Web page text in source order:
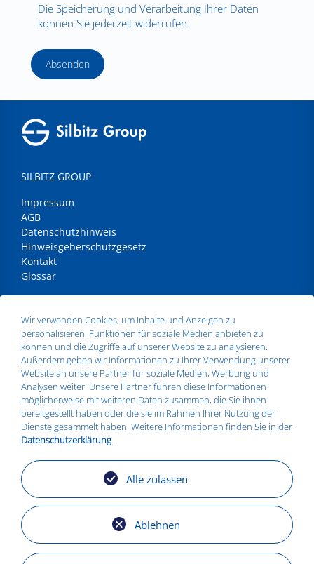
Die Speicherung und Verarbeitung Ihrer Daten
können Sie jederzeit widerrufen.
Absenden
SILBITZ GROUP
Impressum
AGB
Datenschutzhinweis
Hinweisgeberschutzgesetz
Kontakt
Glossar
ANSCHRIFT
Silbitz Group GmbH
Dr.- Maruschky - Straße 2
07613 Silbitz
Telefon:+49 36693 579010
E-Mail:info@silbitz-group.com
STANDORTE
Silbitz
Zeitz
Košice
Torgelow
Wir verwenden Cookies, um Inhalte und Anzeigen zu
personalisieren, Funktionen für soziale Medien anbieten zu
können und die Zugriffe auf unserer Website zu analysieren.
Außerdem geben wir Informationen zu Ihrer Verwendung unserer
Website an unsere Partner für soziale Medien, Werbung und
Analysen weiter. Unsere Partner führen diese Informationen
möglicherweise mit weiteren Daten zusammen, die Sie ihnen
bereitgestellt haben oder die sie im Rahmen Ihrer Nutzung der
Dienste gesammelt haben. Weitere Informationen finden Sie in der
Datenschutzerklärung.
Ablehnen
Alle zulassen